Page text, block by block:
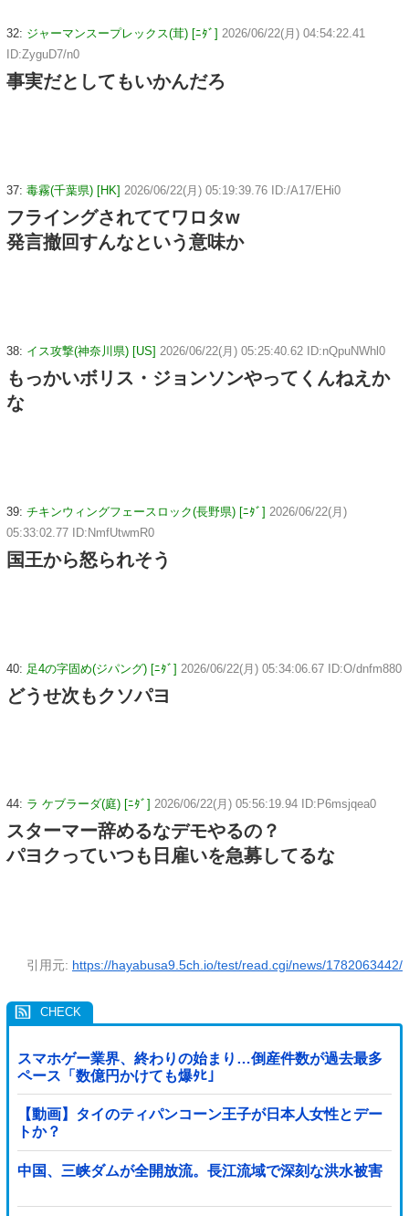
32: ジャーマンスープレックス(茸) [ﾆﾀﾞ] 2026/06/22(月) 04:54:22.41
ID:ZyguD7/n0
事実だとしてもいかんだろ
37: 毒霧(千葉県) [HK] 2026/06/22(月) 05:19:39.76 ID:/A17/EHi0
フライングされててワロタw
発言撤回すんなという意味か
38: イス攻撃(神奈川県) [US] 2026/06/22(月) 05:25:40.62 ID:nQpuNWhl0
もっかいボリス・ジョンソンやってくんねえか
な
39: チキンウィングフェースロック(長野県) [ﾆﾀﾞ] 2026/06/22(月)
05:33:02.77 ID:NmfUtwmR0
国王から怒られそう
40: 足4の字固め(ジパング) [ﾆﾀﾞ] 2026/06/22(月) 05:34:06.67 ID:O/dnfm880
どうせ次もクソパヨ
44: ラ ケブラーダ(庭) [ﾆﾀﾞ] 2026/06/22(月) 05:56:19.94 ID:P6msjqea0
スターマー辞めるなデモやるの？
パヨクっていつも日雇いを急募してるな
引用元: https://hayabusa9.5ch.io/test/read.cgi/news/1782063442/
スマホゲー業界、終わりの始まり…倒産件数が過去最多
ペース「数億円かけても爆ﾀﾋ」
【動画】タイのティパンコーン王子が日本人女性とデー
トか？
中国、三峡ダムが全開放流。長江流域で深刻な洪水被害